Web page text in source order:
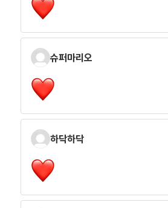
슈퍼마리오
하닥하닥